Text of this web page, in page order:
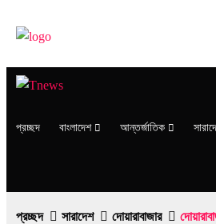
প্রচ্ছদ বাংলাদেশ আন্তর্জাতিক
প্রচ্ছদ সারাদেশ দোয়ারাবাজার